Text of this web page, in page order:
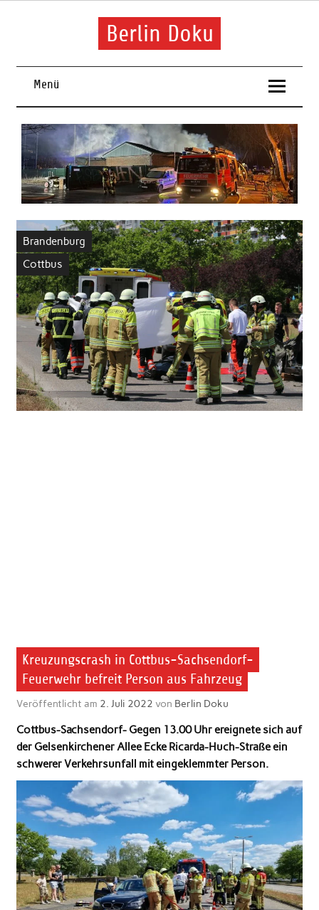
Skip
Berlin Doku
Menü
Brandenburg
Cottbus
Kreuzungscrash in Cottbus-Sachsendorf-
Feuerwehr befreit Person aus Fahrzeug
Veröffentlicht am 2. Juli 2022 von Berlin Doku
Cottbus-Sachsendorf- Gegen 13.00 Uhrereignete sich auf
der Gelsenkirchener Allee Ecke Ricarda-Huch-Straße ein
schwerer Verkehrsunfall mit eingeklemmter Person.